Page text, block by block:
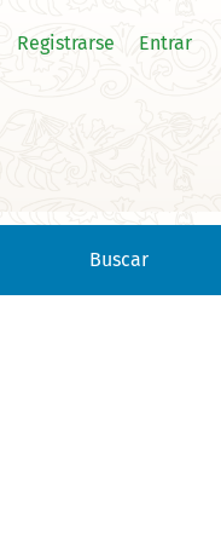
Buscar
Registrarse Entrar